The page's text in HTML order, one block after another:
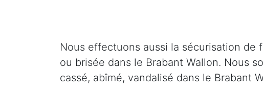
Nous effectuons aussi la sécurisation
ou brisée dans le Brabant Wallon. Nous
cassé, abîmé, vandalisé dans le Brabant